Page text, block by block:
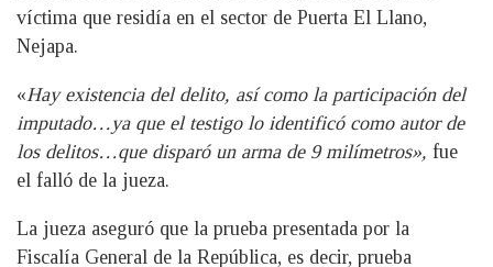
víctima que residía en el sector de Puerta El Llano,
Nejapa.
«Hay existencia del delito, así como la participación del
imputado…ya que el testigo lo identificó como autor de
los delitos…que disparó un arma de 9 milímetros», fue
el falló de la jueza.
La jueza aseguró que la prueba presentada por la
Fiscalía General de la República, es decir, prueba